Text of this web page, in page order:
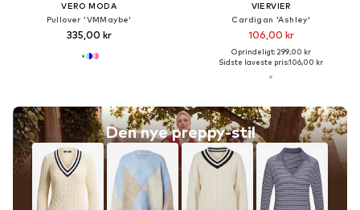
VERO MODA
Pullover 'VMMaybe'
335,00 kr
Den nye preppy-stil
VIERVIER
Cardigan 'Ashley'
106,00 kr
Oprindeligt: 299,00 kr
Sidste laveste pris:106,00 kr